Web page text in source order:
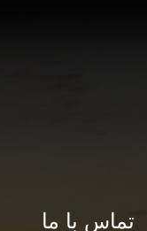
تماس با ما